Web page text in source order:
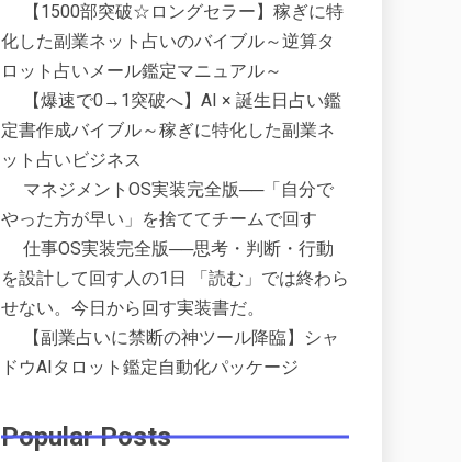
【1500部突破☆ロングセラー】稼ぎに特
化した副業ネット占いのバイブル～逆算タ
ロット占いメール鑑定マニュアル～
【爆速で0→1突破へ】AI × 誕生日占い鑑
定書作成バイブル～稼ぎに特化した副業ネ
ット占いビジネス
マネジメントOS実装完全版──「自分で
やった方が早い」を捨ててチームで回す
仕事OS実装完全版──思考・判断・行動
を設計して回す人の1日 「読む」では終わら
せない。今日から回す実装書だ。
【副業占いに禁断の神ツール降臨】シャ
ドウAIタロット鑑定自動化パッケージ
Popular Posts